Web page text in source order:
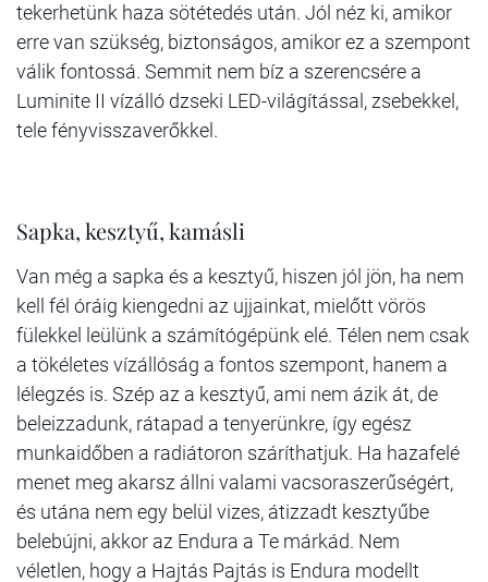
tekerhetünk haza sötétedés után. Jól néz ki, amikor
erre van szükség, biztonságos, amikor ez a szempont
válik fontossá. Semmit nem bíz a szerencsére a
Luminite II vízálló dzseki LED-világítással, zsebekkel,
tele fényvisszaverőkkel.
Sapka, kesztyű, kamásli
Van még a sapka és a kesztyű, hiszen jól jön, ha nem
kell fél óráig kiengedni az ujjainkat, mielőtt vörös
fülekkel leülünk a számítógépünk elé. Télen nem csak
a tökéletes vízállóság a fontos szempont, hanem a
lélegzés is. Szép az a kesztyű, ami nem ázik át, de
beleizzadunk, rátapad a tenyerünkre, így egész
munkaidőben a radiátoron száríthatjuk. Ha hazafelé
menet meg akarsz állni valami vacsoraszerűségért,
és utána nem egy belül vizes, átizzadt kesztyűbe
belebújni, akkor az Endura a Te márkád. Nem
véletlen, hogy a Hajtás Pajtás is Endura modellt